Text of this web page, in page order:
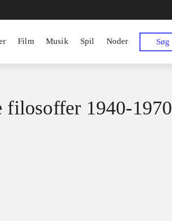
Film Musik Spil Noder Søg
filosoffer 1940-1970